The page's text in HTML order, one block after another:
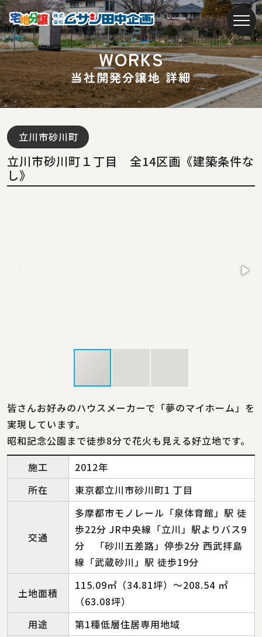
WORKS
当社開発分譲地 詳細
立川市砂川町
立川市砂川町１丁目 全14区画《建築条件な
し》
皆さんお好みのハウスメーカーで「夢のマイホーム」を
実現しています。
昭和記念公園まで徒歩8分で花火も見える好立地です。
施工
2012年
所在
東京都立川市砂川町1 丁目
交通
多摩都市モノレール「泉体育館」駅 徒
歩22分 JR中央線「立川」駅よりバス9
分 「砂川五差路」停歩2分 西武拝島
線「武蔵砂川」駅 徒歩19分
土地面積
115.09㎡（34.81坪）～208.54 ㎡
（63.08坪）
用途
第1種低層住居専用地域